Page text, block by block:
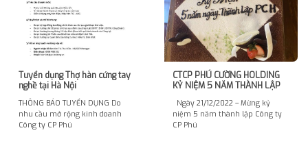
Tuyển dụng Thợ hàn cứng tay
nghề tại Hà Nội
THÔNG BÁO TUYỂN DỤNG Do
nhu cầu mở rộng kinh doanh
Công ty CP Phú
CTCP PHÚ CƯỜNG HOLDING
KỶ NIỆM 5 NĂM THÀNH LẬP
Ngày 21/12/2022 – Mừng kỷ
niệm 5 năm thành lập Công ty
CP Phú